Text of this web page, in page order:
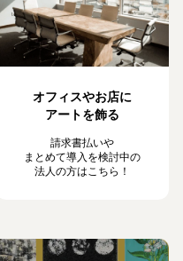
オフィスやお店に
アートを飾る
請求書払いや
まとめて導入を検討中の
法人の方はこちら！